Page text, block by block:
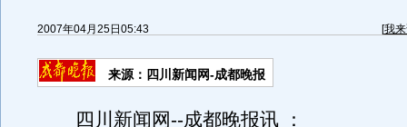
2007年04月25日05:43 [我
来源：四川新闻网-成都晚报
四川新闻网--成都晚报讯 ：